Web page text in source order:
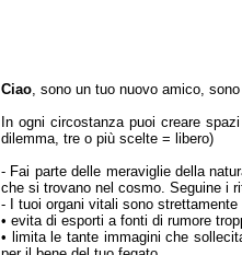
Ciao, sono un tuo nuovo amico,
In ogni circostanza puoi creare
dilemma, tre o più scelte = libero)
- Fai parte delle meraviglie della
che si trovano nel cosmo. Seguine i
- I tuoi organi vitali sono
• evita di esporti a fonti di rumore
• limita le tante immagini che